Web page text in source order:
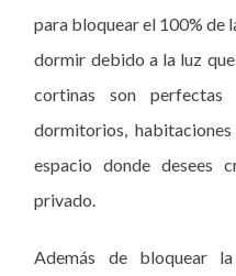
para bloquear el 100% de
dormir debido a la luz
cortinas son
dormitorios,
espacio donde desees
privado.
Además de bloquear